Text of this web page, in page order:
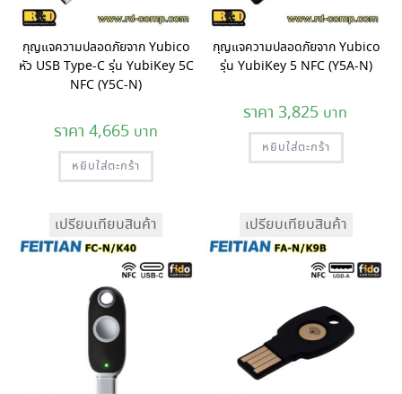
กุญแจความปลอดภัยจาก Yubico
หัว USB Type-C รุ่น YubiKey 5C
NFC (Y5C-N)
4,665
หยิบใส่ตะกร้า
กุญแจความปลอดภัยจาก Yubico
รุ่น YubiKey 5 NFC (Y5A-N)
3,825
หยิบใส่ตะกร้า
เปรียบเทียบสินค้า เปรียบเทียบสินค้า